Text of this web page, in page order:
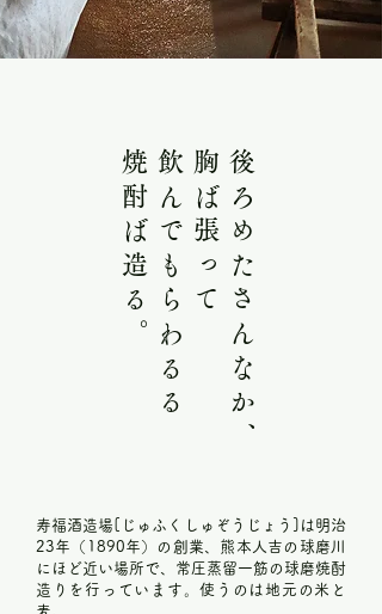
後ろめたさんなか、
胸ば張って
飲んでもらわるる
焼酎ば造る。
寿福酒造場[じゅふくしゅぞうじょう]は明治
23年（1890年）の創業、熊本人吉の球磨川
にほど近い場所で、常圧蒸留一筋の球磨焼酎
造りを行っています。使うのは地元の米と